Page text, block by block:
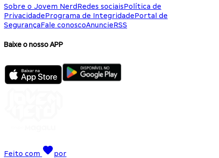
Sobre o Jovem NerdRedes sociaisPolítica de
PrivacidadePrograma de IntegridadePortal de
SegurançaFale conoscoAnuncieRSS
Baixe o nosso APP
Feito com
por